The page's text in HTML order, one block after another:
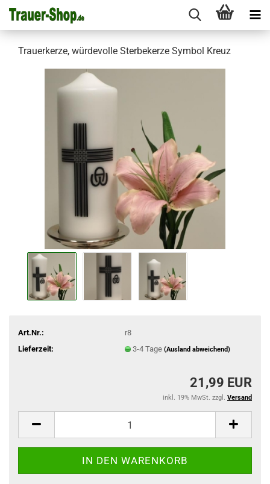
Trauerkerze, würdevolle Sterbekerze Symbol Kreuz
Art.Nr.:
r8
Lieferzeit:
3-4 Tage (Ausland abweichend)
21,99 EUR
inkl. 19% MwSt. zzgl. Versand